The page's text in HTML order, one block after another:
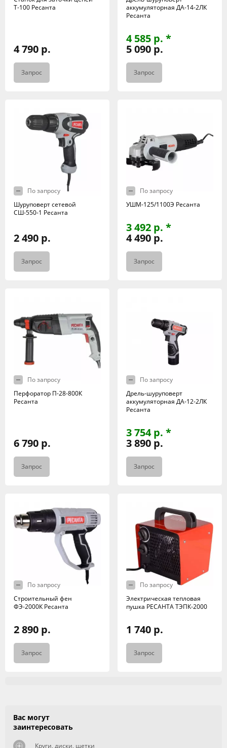
Т-100 Ресанта
4 790 р.
Запрос
аккумуляторная ДА-14-2ЛК
Ресанта
4 585 р. *
5 090 р.
Запрос
По запросу
Шуруповерт сетевой
СШ-550-1 Ресанта
2 490 р.
Запрос
По запросу
УШМ-125/1100Э Ресанта
3 492 р. *
4 490 р.
Запрос
По запросу
Перфоратор П-28-800К
Ресанта
6 790 р.
Запрос
По запросу
Дрель-шуруповерт
аккумуляторная ДА-12-2ЛК
Ресанта
3 754 р. *
3 890 р.
Запрос
По запросу
Строительный фен
ФЭ-2000К Ресанта
2 890 р.
Запрос
По запросу
Электрическая тепловая
пушка РЕСАНТА ТЭПК-2000
1 740 р.
Запрос
Вас могут
заинтересовать
Круги, диски, щетки